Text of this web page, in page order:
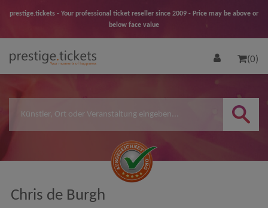
prestige.tickets - Your professional ticket reseller since 2009 - Price may be above or
below face value
(0)
Chris de Burgh